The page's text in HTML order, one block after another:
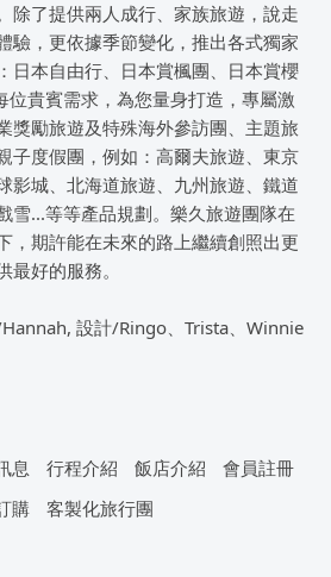
除了提供兩人成行、家族旅遊，說走
驗，更依據季節變化，推出各式獨家
日本自由行、日本賞楓團、日本賞櫻
位貴賓需求，為您量身打造，專屬激
獎勵旅遊及特殊海外參訪團、主題旅
子度假團，例如：高爾夫旅遊、東京
影城、北海道旅遊、九州旅遊、鐵道
雪...等等產品規劃。樂久旅遊團隊在
，期許能在未來的路上繼續創照出更
最好的服務。
設計/Ringo、Trista、Winnie
息 行程介紹 飯店介紹
會員註冊
購 客製化旅行團